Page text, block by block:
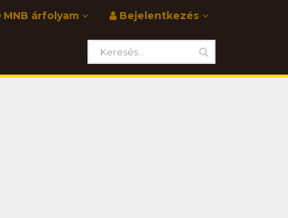
Bejelentkezés
MNB árfolyam